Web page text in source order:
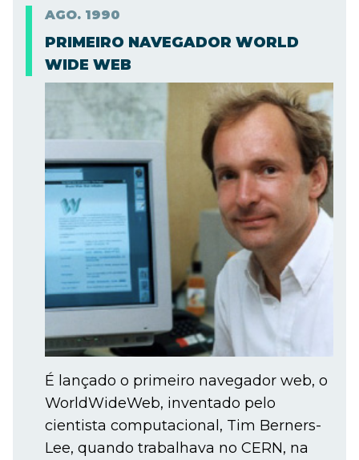
AGO. 1990
PRIMEIRO NAVEGADOR WORLD
WIDE WEB
É lançado o primeiro navegador web, o
WorldWideWeb, inventado pelo
cientista computacional, Tim Berners-
Lee, quando trabalhava no CERN, na